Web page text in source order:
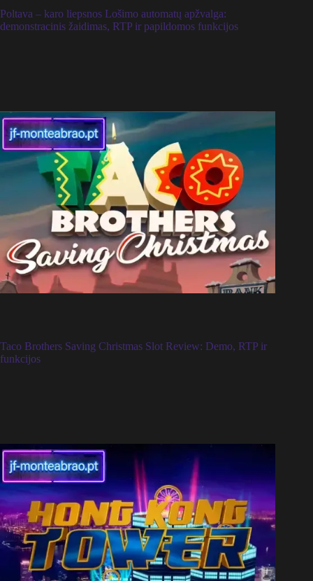
Poltava – karo liepsnos Lošimo automatų apžvalga:
demonstracinis žaidimas, RTP ir papildomos funkcijos
Taco Brothers Saving Christmas Slot Review: Demo, RTP ir
funkcijos